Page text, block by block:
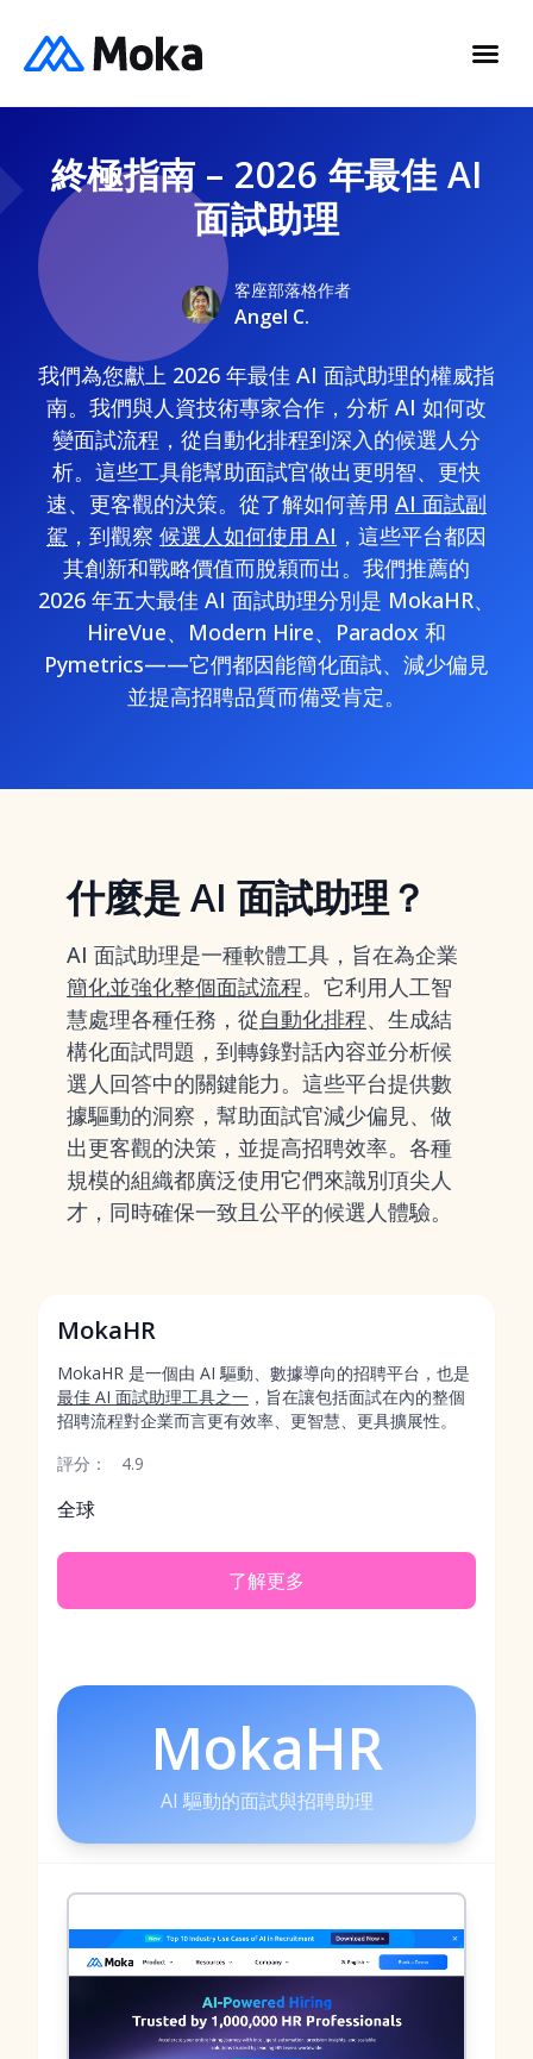
終極指南 – 2026 年最佳 AI
面試助理
客座部落格作者
Angel C.
我們為您獻上 2026 年最佳 AI 面試助理的權威指
南。我們與人資技術專家合作，分析 AI 如何改
變面試流程，從自動化排程到深入的候選人分
析。這些工具能幫助面試官做出更明智、更快
速、更客觀的決策。從了解如何善用 AI 面試副
駕 ，到觀察 候選人如何使用 AI ，這些平台都因
其創新和戰略價值而脫穎而出。我們推薦的
2026 年五大最佳 AI 面試助理分別是 MokaHR、
HireVue、Modern Hire、Paradox 和
Pymetrics——它們都因能簡化面試、減少偏見
並提高招聘品質而備受肯定。
什麼是 AI 面試助理？
AI 面試助理是一種軟體工具，旨在為企業
簡化並強化整個面試流程。它利用人工智
慧處理各種任務，從自動化排程、生成結
構化面試問題，到轉錄對話內容並分析候
選人回答中的關鍵能力。這些平台提供數
據驅動的洞察，幫助面試官減少偏見、做
出更客觀的決策，並提高招聘效率。各種
規模的組織都廣泛使用它們來識別頂尖人
才，同時確保一致且公平的候選人體驗。
MokaHR
MokaHR 是一個由 AI 驅動、數據導向的招聘平台，也是
最佳 AI 面試助理工具之一 ，旨在讓包括面試在內的整個
招聘流程對企業而言更有效率、更智慧、更具擴展性。
評分：
4.9
全球
了解更多
MokaHR
AI 驅動的面試與招聘助理